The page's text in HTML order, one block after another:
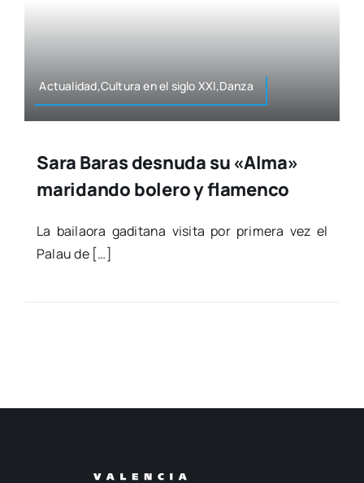
Actualidad,Cultura en el siglo XXI,Danza
Sara Baras desnuda su «Alma»
maridando bolero y flamenco
La bai­lao­ra gadi­ta­na visi­ta por pri­me­ra vez el
Palau de […]